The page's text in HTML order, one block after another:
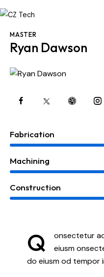
MASTER
Ryan Dawson
Fabrication
Machining
Construction
Q
onsectetur
eiusm
do eiusm od tempor